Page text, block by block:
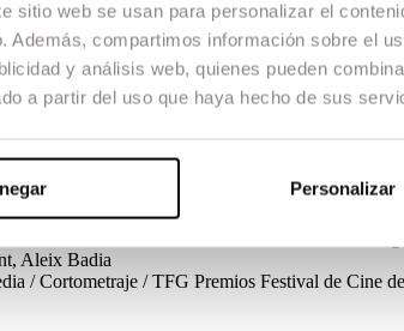
sitio web se usan para personalizar el
Además, compartimos información sobre el
y análisis web, quienes pueden
a partir del uso que haya hecho de sus
Personalizar
diez minutos para que se acabe la liga, y
concepto… te abandone.
/ Cortometraje / TFG Alejandro
Aleix Badia
/ Cortometraje / TFG Premios Festival de Cine